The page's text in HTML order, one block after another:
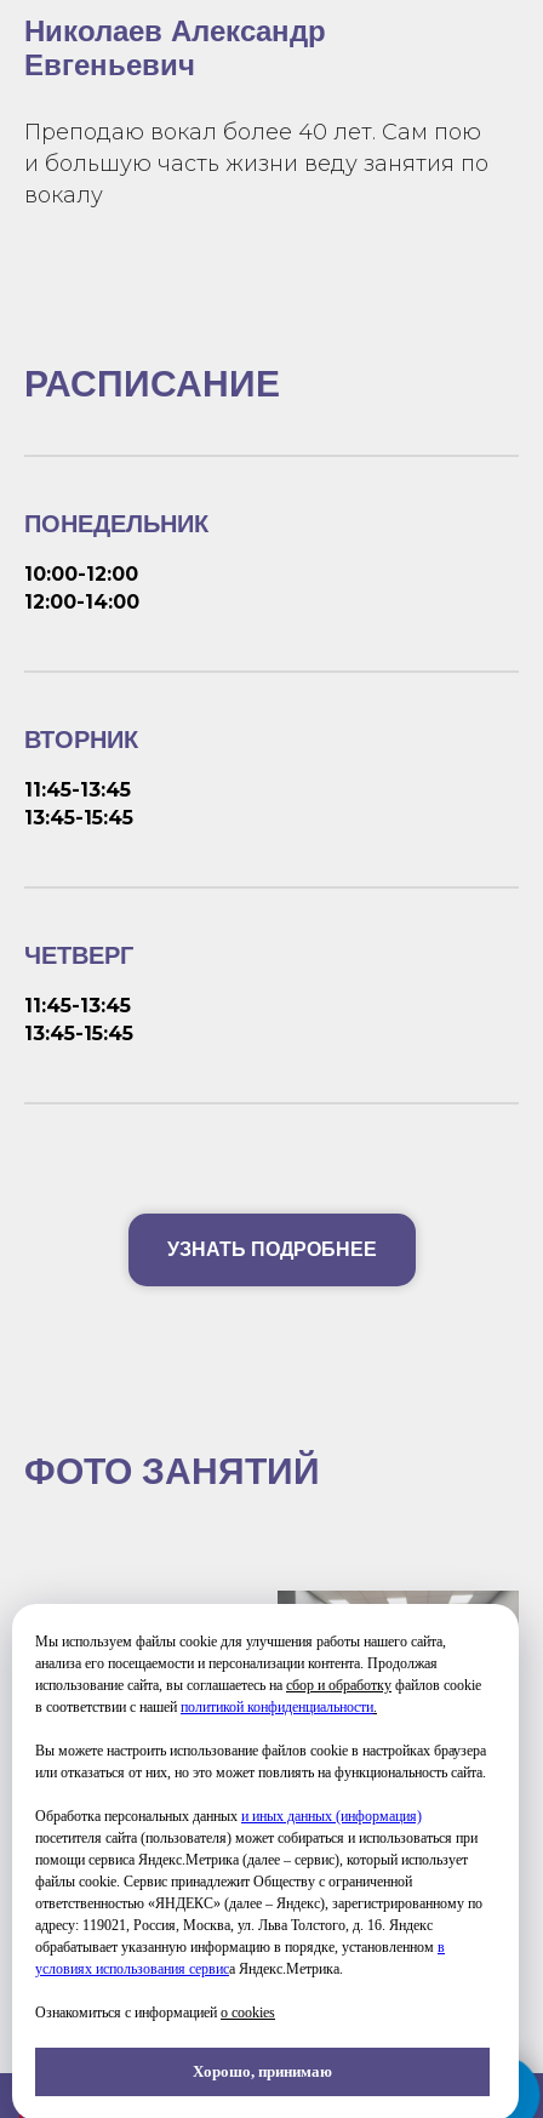
Мы используем файлы cookie для улучшения работы нашего сайта,
анализа его посещаемости и персонализации контента. Продолжая
использование сайта, вы соглашаетесь на сбор и обработку файлов cookie
в соответствии с нашей политикой конфиденциальности.
Вы можете настроить использование файлов cookie в настройках браузера
или отказаться от них, но это может повлиять на функциональность сайта.
Обработка персональных данных и иных данных (информация)
посетителя сайта (пользователя) может собираться и использоваться при
помощи сервиса Яндекс.Метрика (далее – сервис), который использует
файлы cookie. Сервис принадлежит Обществу с ограниченной
ответственностью «ЯНДЕКС» (далее – Яндекс), зарегистрированному по
адресу: 119021, Россия, Москва, ул. Льва Толстого, д. 16. Яндекс
обрабатывает указанную информацию в порядке, установленном в
условиях использования сервиса Яндекс.Метрика.
Ознакомиться с информацией о cookies
Хорошо, принимаю
Николаев Александр
Евгеньевич
Преподаю вокал более 40 лет. Сам пою
и большую часть жизни веду занятия по
вокалу
РАСПИСАНИЕ
ПОНЕДЕЛЬНИК
10:00-12:00
12:00-14:00
ВТОРНИК
11:45-13:45
13:45-15:45
ЧЕТВЕРГ
11:45-13:45
13:45-15:45
УЗНАТЬ ПОДРОБНЕЕ
ФОТО ЗАНЯТИЙ